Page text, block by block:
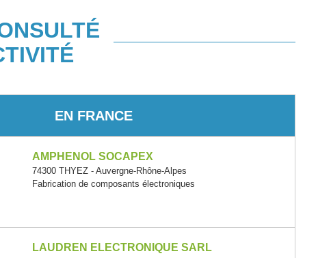
EN FRANCE
AMPHENOL SOCAPEX
74300 THYEZ - Auvergne-Rhône-Alpes
Fabrication de composants électroniques
LAUDREN ELECTRONIQUE SARL